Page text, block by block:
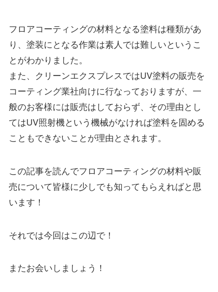
フロアコーティングの材料となる塗料は種類があ
り、塗装にとなる作業は素人では難しいというこ
とがわかりました。
また、クリーンエクスプレスではUV塗料の販売を
コーティング業社向けに行なっておりますが、一
般のお客様には販売はしておらず、その理由とし
てはUV照射機という機械がなければ塗料を固める
こともできないことが理由とされます。
この記事を読んでフロアコーティングの材料や販
売について皆様に少しでも知ってもらえればと思
います！
それでは今回はこの辺で！
またお会いしましょう！